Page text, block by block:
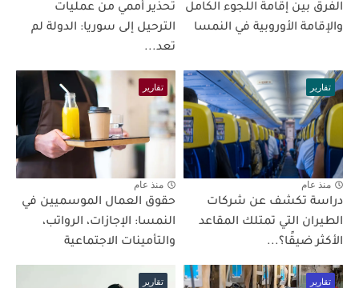
الفرق بين إقامة اللجوء الكامل
والإقامة الأوروبية في النمسا
تحذير أممي من عمليات
الترحيل إلى سوريا: الدولة لم
تعد...
تقارير
منذ عام
دراسة تكشف عن شركات
الطيران التي تمتلك المقاعد
الأكثر ضيقًا؟...
تقارير
منذ عام
حقوق العمال الموسميين في
النمسا: الإجازات، الرواتب،
والتأمينات الاجتماعية
تقارير تقارير